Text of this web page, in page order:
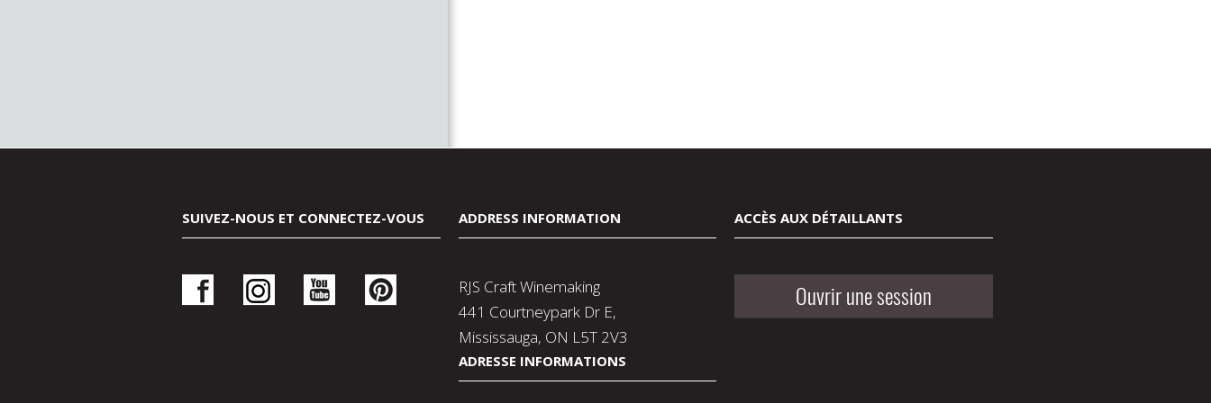
SUIVEZ-NOUS ET CONNECTEZ-VOUS ADDRESS INFORMATION
RJS Craft Winemaking
441 Courtneypark Dr E,
Mississauga, ON L5T 2V3
ADRESSE INFORMATIONS
ACCÈS AUX DÉTAILLANTS
Ouvrir une session